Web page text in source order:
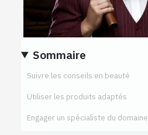
Sommaire
Suivre les conseils en beauté
Utiliser les produits adaptés
Engager un spécialiste du domaine